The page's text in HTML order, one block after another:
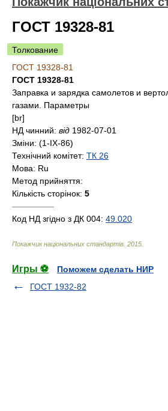
ГОСТ 19328-81
Толкование
ГОСТ 19328-81
ГОСТ 19328-81
Заправка и зарядка самолетов и
газами. Параметры
[br]
НД чинний: від 1982-07-01
Зміни: (1-IX-86)
Технічний комітет: ТК 26
Мова: Ru
Метод прийняття:
Кількість сторінок: 5
—————
Код НД згідно з ДК 004: 49.020
Покажчик національних стандартів 2015
Игры ⚽
Поможем сделать НИР
ГОСТ 1932-82